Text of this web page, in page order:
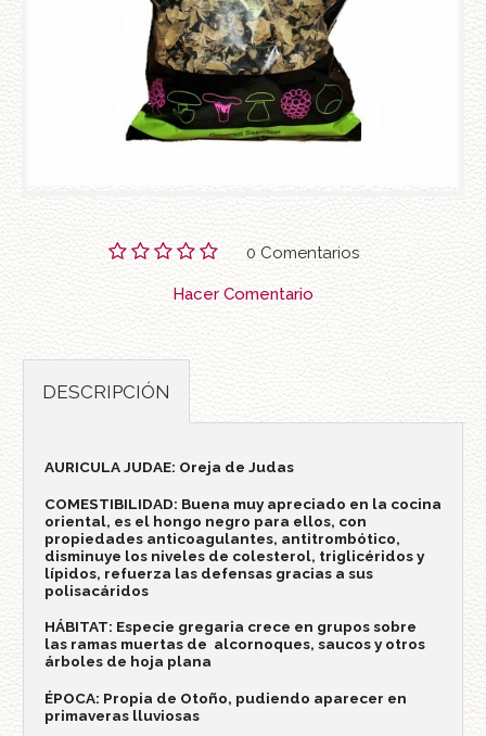
0 Comentarios
Hacer Comentario
DESCRIPCIÓN
AURICULA JUDAE: Oreja de Judas
COMESTIBILIDAD: Buena muy apreciado en la cocina
oriental, es el hongo negro para ellos, con
propiedades anticoagulantes, antitrombótico,
disminuye los niveles de colesterol, triglicéridos y
lípidos, refuerza las defensas gracias a sus
polisacáridos
HÁBITAT: Especie gregaria crece en grupos sobre
las ramas muertas de alcornoques, saucos y otros
árboles de hoja plana
ÉPOCA: Propia de Otoño, pudiendo aparecer en
primaveras lluviosas